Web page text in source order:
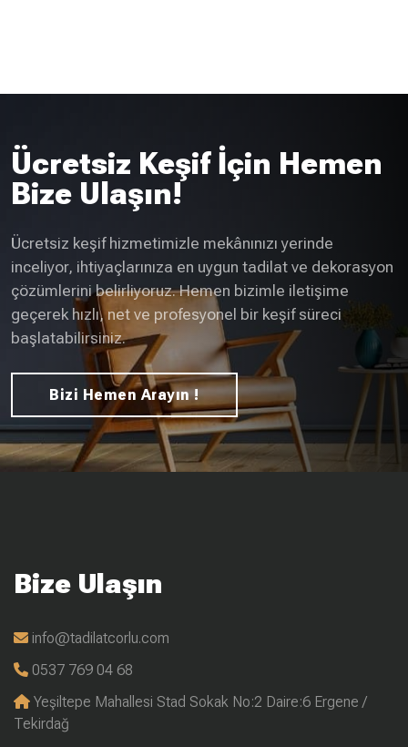
Ücretsiz Keşif İçin Hemen
Bize Ulaşın!
Ücretsiz keşif hizmetimizle mekânınızı yerinde
inceliyor, ihtiyaçlarınıza en uygun tadilat ve dekorasyon
çözümlerini belirliyoruz. Hemen bizimle iletişime
geçerek hızlı, net ve profesyonel bir keşif süreci
başlatabilirsiniz.
Bizi Hemen Arayın !
Bize Ulaşın
info@tadilatcorlu.com
0537 769 04 68
Yeşiltepe Mahallesi Stad Sokak No:2 Daire:6 Ergene /
Tekirdağ